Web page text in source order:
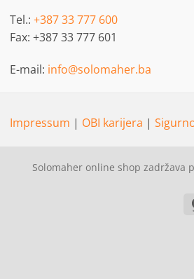
Tel.: +387 33 777 600
Fax: +387 33 777 601
E-mail: info@solomaher.ba
Impressum | OBI karijera |
Solomaher online shop zadržava